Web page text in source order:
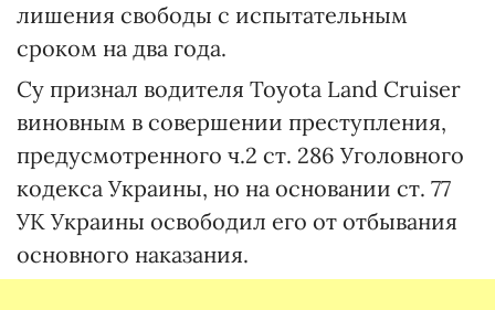
лишения свободы с испытательным
сроком на два года.
Су признал водителя Toyota Land Cruiser
виновным в совершении преступления,
предусмотренного ч.2 ст. 286 Уголовного
кодекса Украины, но на основании ст. 77
УК Украины освободил его от отбывания
основного наказания.